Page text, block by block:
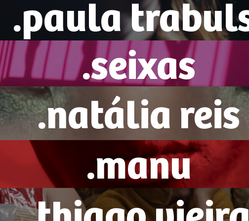
.paula
.seixas
.natália reis
.manu